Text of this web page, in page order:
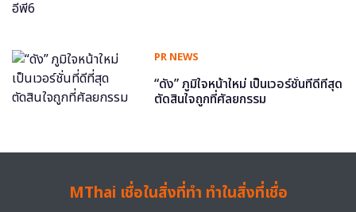
PR NEWS
“ดัง” ภูมิใจหน้าใหม่ เป็นเวอร์ชั่นที่ดีที่สุด
ตัดสินใจถูกที่ศัลยกรรม
MThai เชื่อในสิ่งที่ทำ ทำในสิ่งที่เชื่อ